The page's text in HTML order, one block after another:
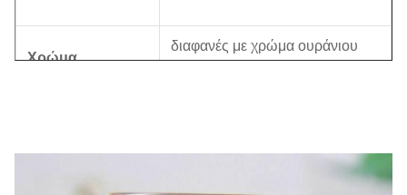
Χρώμα
διαφανές με χρώμα ουράνιου